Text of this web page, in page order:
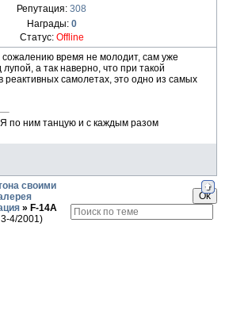
Репутация: 308
Награды: 0
Статус: Offline
время не молодит, сам уже
а так наверно, что при такой
самолетах, это одно из самых
по ним танцую и с каждым разом
своими
» F-14A
4/2001)